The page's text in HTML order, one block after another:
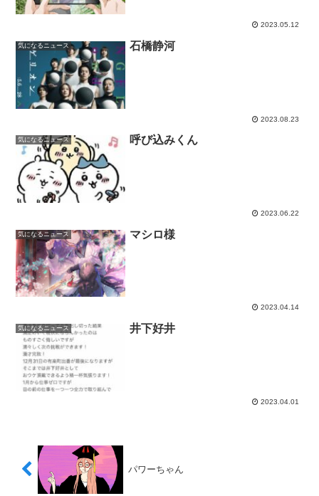
2023.05.12
気になるニュース 石橋静河
2023.08.23
気になるニュース 呼び込みくん
2023.06.22
気になるニュース マシロ様
2023.04.14
気になるニュース 井下好井
2023.04.01
パワーちゃん